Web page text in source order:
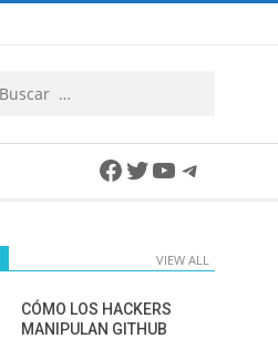
Facebook
Twitter
YouTube
VIEW ALL
CÓMO LOS HACKERS
MANIPULAN GITHUB